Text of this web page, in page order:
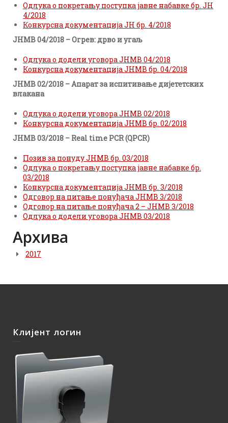
Одлукао покретању поступка јавне набавке бр. ЈН
4/2018
Конкурсна документација ЈН бр. 4/2018
JНМВ 04/2018 – Огрев: дрво и угаљ
Одлука о додели уговора ЈНМВ 04/2018
Конкурсна документација ЈНМВ бр. 04/2018
ЈНМВ 02/2018 – Апарат за испитивање дијететских
влакана
Одлука о додели уговора ЈНМВ 02/2018
Конкурсна документација ЈНМВ бр. 02/2018
ЈНМВ 03/2018 – Real time PCR (QPCR)
Позив за понуду ЈНМВ бр. 03/2018
Одлука о покретању поступка јавне набавке бр.
03/2018
Конкурсна документација ЈНМВ бр. 3/2018
Одговор на питање понуђача ЈНМВ 3/2018
Одговор на питање понуђача 2 – ЈНМВ 3/2018
Одлука о додели уговора ЈНМВ 03/2018
Архива
2017
Клијент логин